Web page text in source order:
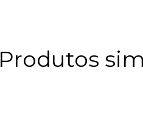
Produtos